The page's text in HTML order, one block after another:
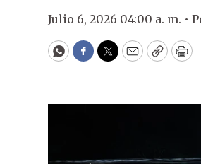
Julio 6, 2026 04:00 a. m. •
WhatsApp
Facebook
Twitter
EmailCopy